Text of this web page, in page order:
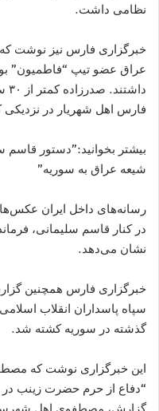
نظامی داشت.
خبرگزاری فارس نیز نوشت که
عراق عضو تیپ “فاطمیون”
فارس اهل شهریار در نزدیکی
بیشتر بخوانید:”دستور قاسم
شیعه عراق به سوریه”
رسانه‌های داخل ایران
در کنار قاسم سلیمانی،
نشان می‌دهد.
خبرگزاری فارس همچنین
سپاه پاسداران انقلاب
گذشته در سوریه کشته شد.
“دفاع از حرم حضرت زینب در